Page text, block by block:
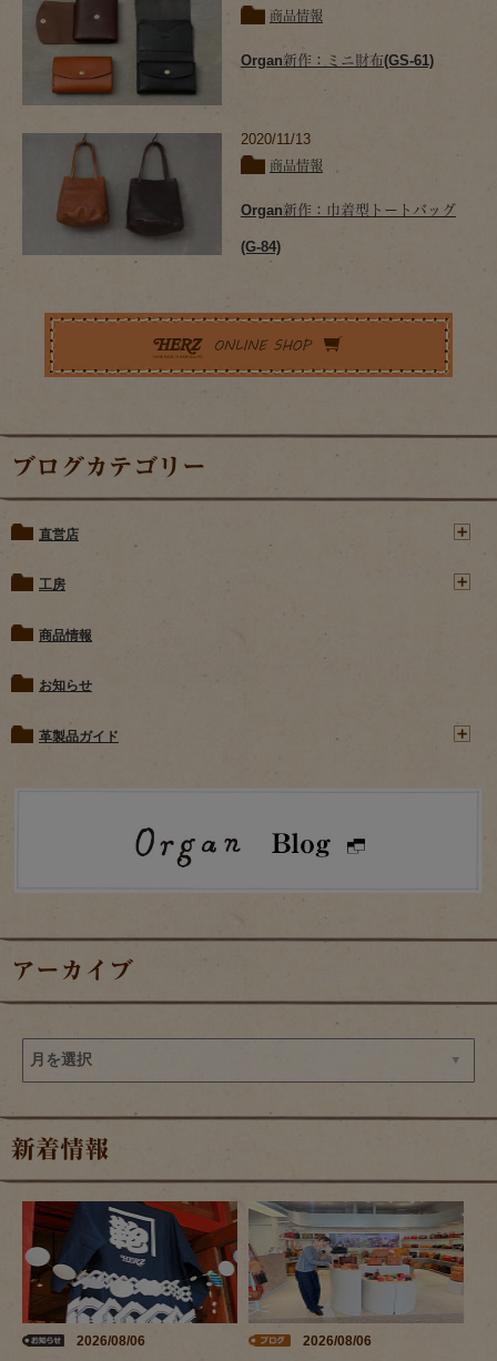
商品情報
Organ新作：ミニ財布(GS-61)
2020/11/13
商品情報
Organ新作：巾着型トートバッグ
(G-84)
ブログカテゴリー
直営店
工房
商品情報
お知らせ
革製品ガイド
アーカイブ
新着情報
2026/08/06 2026/08/06